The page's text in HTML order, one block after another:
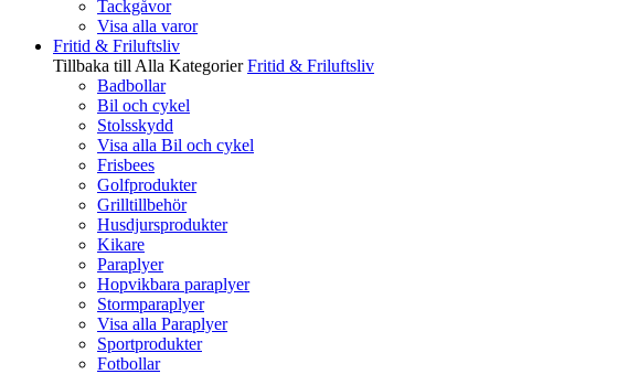
Tackgåvor
Visa alla varor
Fritid & Friluftsliv
Tillbaka till Alla Kategorier Fritid & Friluftsliv
Badbollar
Bil och cykel
Stolsskydd
Visa alla Bil och cykel
Frisbees
Golfprodukter
Grilltillbehör
Husdjursprodukter
Kikare
Paraplyer
Hopvikbara paraplyer
Stormparaplyer
Visa alla Paraplyer
Sportprodukter
Fotbollar